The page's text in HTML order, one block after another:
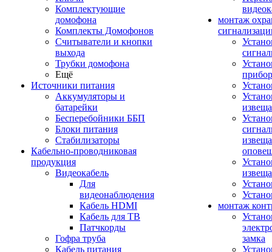
Комплектующие
домофона
Комплекты Домофонов
Считыватели и кнопки
выхода
Трубки домофона
Ещё
Источники питания
Аккумуляторы и
батарейки
Бесперебойники ББП
Блоки питания
Стабилизаторы
Кабельно-проводниковая
продукция
Видеокабель
Для
видеонаблюдения
Кабель HDMI
Кабель для ТВ
Патчкорды
Гофра труба
Кабель питания
монтаж
монтаж
замка